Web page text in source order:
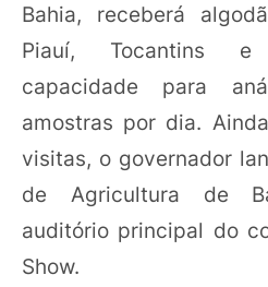
Bahia, receberá
Piauí, Tocantins e
capacidade para
amostras por dia.
visitas, o governador
de Agricultura de
auditório principal do
Show.